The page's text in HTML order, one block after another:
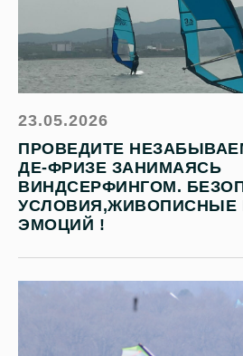
23.05.2026
ПРОВЕДИТЕ
ДЕ-ФРИЗЕ ЗАНИМАЯСЬ
ВИНДСЕРФИНГОМ.
УСЛОВИЯ,ЖИВОПИСНЫЕ
ЭМОЦИЙ !